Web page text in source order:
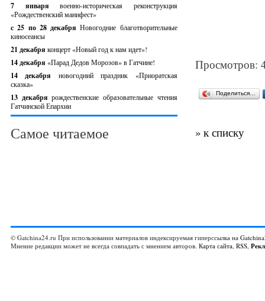
7 январявоенно-историческая реконструкция
«Рождественский манифест»
c 25 по 28 декабряНовогодние благотворительные
киносеансы
21 декабря концерт «Новый год к нам идет»!
14 декабря «Парад Дедов Морозов» в Гатчине!
14 декабря новогодний праздник «Приоратская
сказка»
13 декабрярождественские образовательные чтения
Гатчинской Епархии
Самое читаемое
Просмотров:
Поделиться…
» к списку
© Gatchina24.ru При использовании материалов индексируемая гиперссылка на
Мнение редакции может не всегда совпадать с мнением авторов. Карта сайта, RSS,